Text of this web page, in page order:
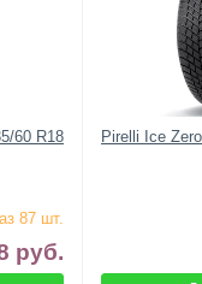
60 R18
87 шт.
руб.
Pirelli Ice